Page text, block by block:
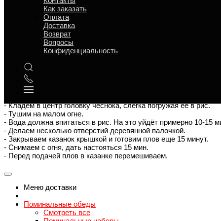
Как заказать
Оплата
Доставка
Возврат
Вопросы
Конфиденциальность
- Рис тщательно промываем в холодной воде (5-6 раз) и
- В казанке разогреваем растительное масло и выкладываем
- Мясо нарезаем средними кусочками. 4-5см
- Выкладываем мясо в казанок и обжариваем с луком 10-15
- Морковь очищаем и нарезаем брусочками.
- Добавляем морковь в казанок. Жарим всё вместе 5-7 минут.
- Добавляем приправу для плова и всё перемешиваем.
- Вливаем горячую воду, чтобы она покрыла мясо 1–2 см
- Накрываем крышкой и тушим мясо с овощами (зирвак) 40-50
- Рис сливаем и подсушиваем, затем выкладываем рис на
- Кладём в центр головку чеснока, слегка погружая её в рис.
- Тушим на малом огне.
- Вода должна впитаться в рис. На это уйдёт примерно 10-15
- Делаем несколько отверстий деревянной палочкой.
- Закрываем казанок крышкой и готовим плов еще 15 минут.
- Снимаем с огня, дать настояться 15 мин.
- Перед подачей плов в казанке перемешиваем.
Меню доставки
Поминальные обеды
Смотреть все